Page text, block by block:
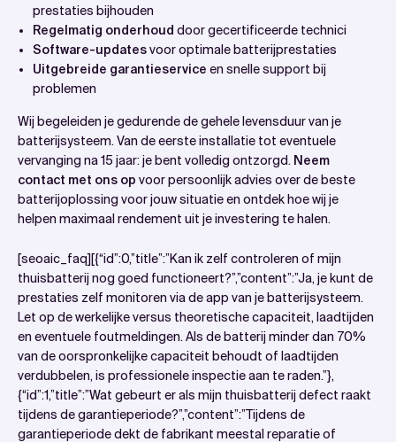
prestaties bijhouden
Regelmatig onderhoud door gecertificeerde technici
Software-updatesvoor optimale batterijprestaties
Uitgebreide garantieservice en snelle support bij
problemen
Wij begeleiden je gedurende de gehele levensduur van je
batterijsysteem. Van de eerste installatie tot eventuele
vervanging na 15 jaar: je bent volledig ontzorgd. Neem
contact met ons op voor persoonlijk advies over de beste
batterijoplossing voor jouw situatie en ontdek hoe wij je
helpen maximaal rendement uit je investering te halen.
[seoaic_faq][{“id”:0,”title”:”Kan ik zelf controleren of mijn
thuisbatterij nog goed functioneert?”,”content”:”Ja, je kunt de
prestaties zelf monitoren via de app van je batterijsysteem.
Let op de werkelijke versus theoretische capaciteit, laadtijden
en eventuele foutmeldingen. Als de batterij minder dan 70%
van de oorspronkelijke capaciteit behoudt of laadtijden
verdubbelen, is professionele inspectie aan te raden.”},
{“id”:1,”title”:”Wat gebeurt er als mijn thuisbatterij defect raakt
tijdens de garantieperiode?”,”content”:”Tijdens de
garantieperiode dekt de fabrikant meestal reparatie of